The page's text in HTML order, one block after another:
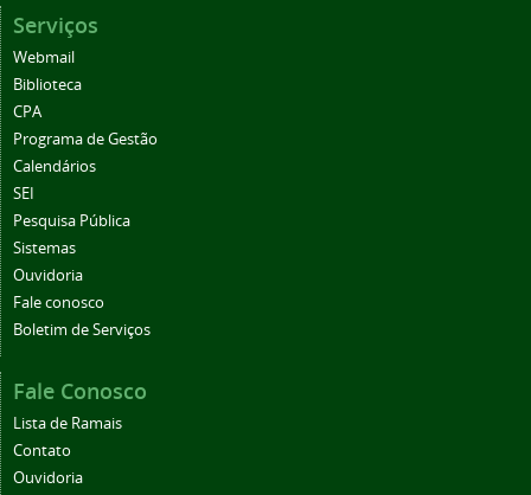
Serviços
Webmail
Biblioteca
CPA
Programa de Gestão
Calendários
SEI
Pesquisa Pública
Sistemas
Ouvidoria
Fale conosco
Boletim de Serviços
Fale Conosco
Lista de Ramais
Contato
Ouvidoria